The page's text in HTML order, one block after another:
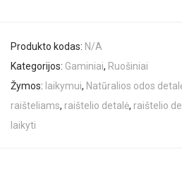
Produkto kodas: N/A
Kategorijos: Gaminiai, Ruošiniai
Žymos: laikymui, Natūralios odos
raišteliams, raištelio detalė, raištelio
laikyti